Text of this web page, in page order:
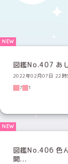
図鑑No.407 あ
2022年02月07日 22時
7
1
図鑑No.406 色
開...